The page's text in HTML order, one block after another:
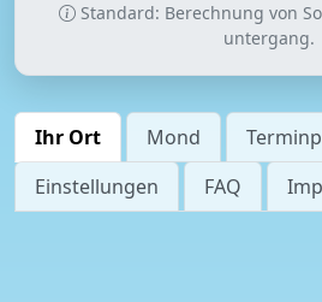
Standard: Berechnung von
untergang.
Ihr Ort Mond
Einstellungen
FAQ